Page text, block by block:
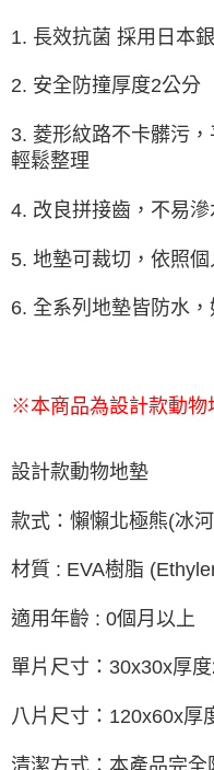
1. 長效抗菌 採用日本
2. 安全防撞厚度2公分
3. 菱形紋路不卡髒污
輕鬆整理
4. 改良拼接齒，不易滲
5. 地墊可裁切，依照
6. 全系列地墊皆防水
※本商品為設計款動物
設計款動物地墊
款式：懶懶北極熊(冰
材質 : EVA樹脂
適用年齡 : 0個月以上
單片尺寸：30x30x厚
八片尺寸：120x60x厚
清潔方式：本產品完